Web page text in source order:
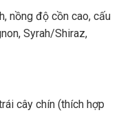
nồng độ cồn cao, cấu
Syrah/Shiraz,
cây chín (thích hợp